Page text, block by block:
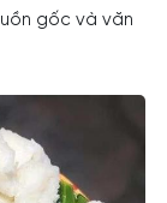
gốc và văn